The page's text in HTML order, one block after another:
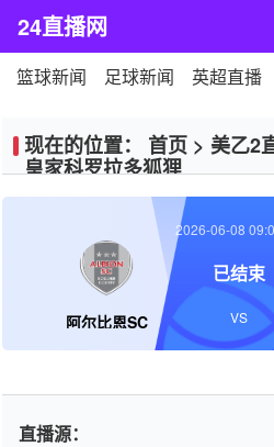
24直播网
篮球新闻 足球新闻 英超直播
现在的位置： 首页 > 美乙2
皇家科罗拉多狐狸
阿尔比恩SC
2026-06-08
已结束
VS
直播源：